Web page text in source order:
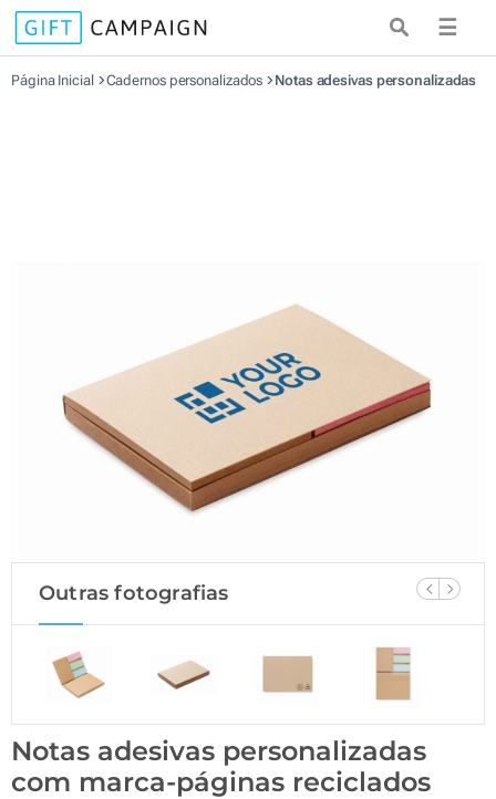
☰
Página Inicial Cadernos personalizados Notas adesivas personalizadas
Outras fotografias
Notas adesivas personalizadas
com marca-páginas reciclados